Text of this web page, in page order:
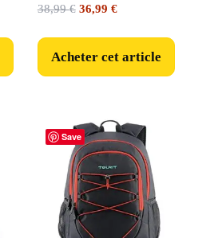
38,99€ Le
était :
36,99 €Le
est :
Acheter cet article
Save